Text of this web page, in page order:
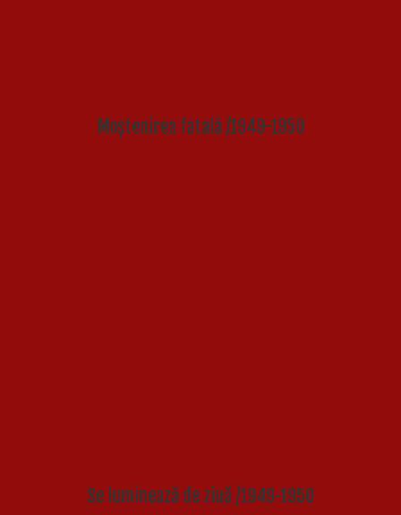
Moștenirea fatală /1949-1950
Se luminează de ziuă /1949-1950